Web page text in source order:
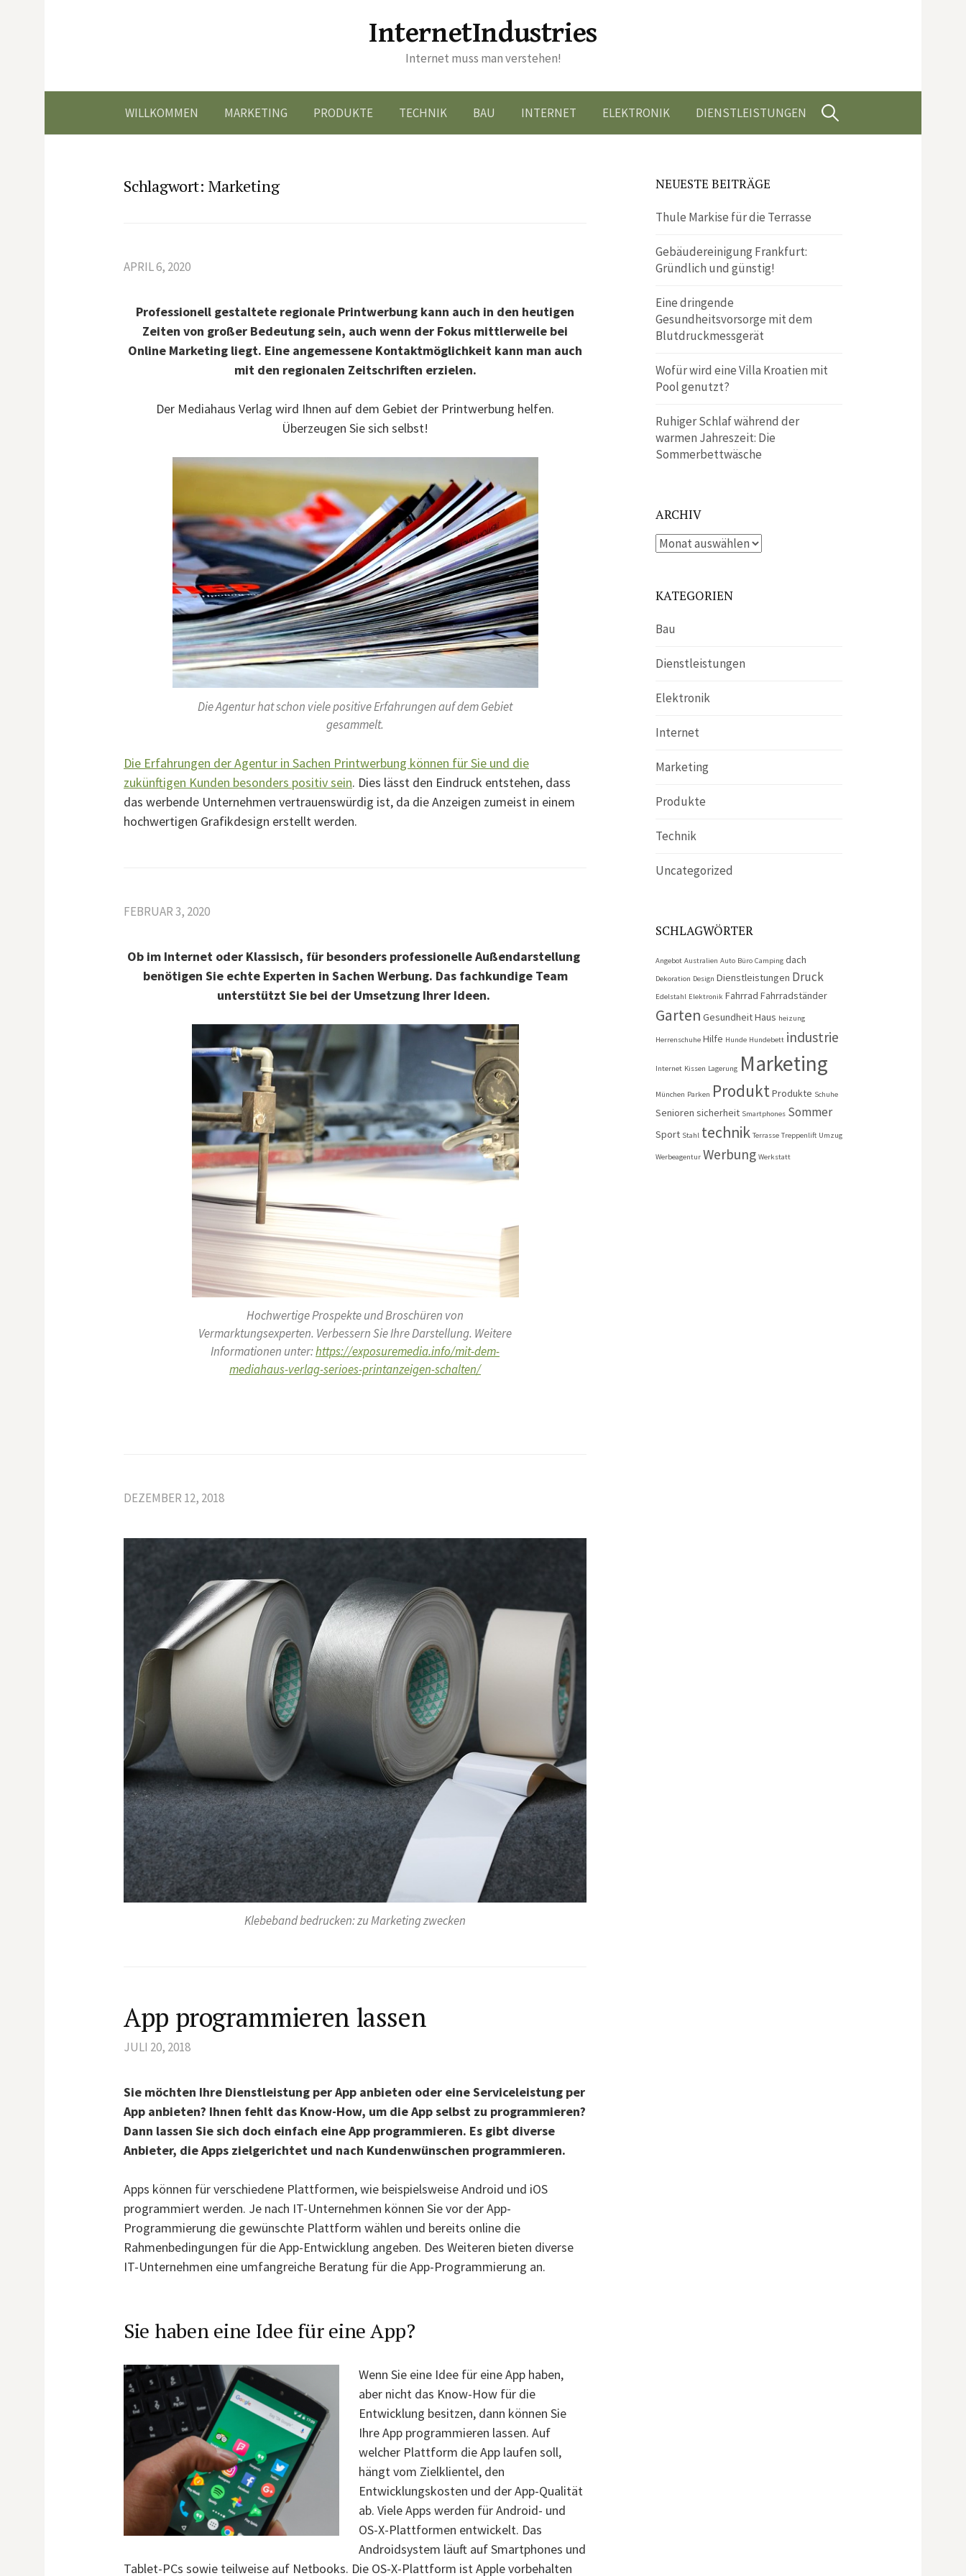
InternetIndustries
Internet muss man verstehen!
WILLKOMMEN MARKETING PRODUKTE TECHNIK BAU INTERNET ELEKTRONIK DIENSTLEISTUNGEN Suchen
Schlagwort: Marketing
APRIL 6, 2020
Professionell gestaltete regionale Printwerbung kann auch in den heutigen
Zeiten von großer Bedeutung sein, auch wenn der Fokus mittlerweile bei
Online Marketing liegt. Eine angemessene Kontaktmöglichkeit kann man auch
mit den regionalen Zeitschriften erzielen.
Der Mediahaus Verlag wird Ihnen auf dem Gebiet der Printwerbung helfen.
Überzeugen Sie sich selbst!
Die Agentur hat schon viele positive Erfahrungen auf dem Gebiet
gesammelt.
Die Erfahrungen der Agentur in Sachen Printwerbung können für Sie und die
zukünftigen Kunden besonders positiv sein. Dies lässt den Eindruck entstehen, dass
das werbende Unternehmen vertrauenswürdig ist, da die Anzeigen zumeist in einem
hochwertigen Grafikdesign erstellt werden.
FEBRUAR 3, 2020
Ob im Internet oder Klassisch, für besonders professionelle Außendarstellung
benötigen Sie echte Experten in Sachen Werbung. Das fachkundige Team
unterstützt Sie bei der Umsetzung Ihrer Ideen.
Hochwertige Prospekte und Broschüren von
Vermarktungsexperten. Verbessern Sie Ihre Darstellung. Weitere
Informationen unter:https://exposuremedia.info/mit-dem-
mediahaus-verlag-serioes-printanzeigen-schalten/
DEZEMBER 12, 2018
Klebeband bedrucken: zu Marketing zwecken
App programmieren lassen
JULI 20, 2018
Sie möchten Ihre Dienstleistung per App anbieten oder eine Serviceleistung per
App anbieten? Ihnen fehlt das Know-How, um die App selbst zu programmieren?
Dann lassen Sie sich doch einfach eine App programmieren. Es gibt diverse
Anbieter, die Apps zielgerichtet und nach Kundenwünschen programmieren.
Apps können für verschiedene Plattformen, wie beispielsweise Android und iOS
programmiert werden. Je nach IT-Unternehmen können Sie vor der App-
Programmierung die gewünschte Plattform wählen und bereits online die
Rahmenbedingungen für die App-Entwicklung angeben. Des Weiteren bieten diverse
IT-Unternehmen eine umfangreiche Beratung für die App-Programmierung an.
Sie haben eine Idee für eine App?
Wenn Sie eine Idee für eine App haben,
aber nicht das Know-How für die
Entwicklung besitzen, dann können Sie
Ihre App programmieren lassen. Auf
welcher Plattform die App laufen soll,
hängt vom Zielklientel, den
Entwicklungskosten und der App-Qualität
ab. Viele Apps werden für Android- und
OS-X-Plattformen entwickelt. Das
Androidsystem läuft auf Smartphones und
Tablet-PCs sowie teilweise auf Netbooks. Die OS-X-Plattform ist Apple vorbehalten
NEUESTE BEITRÄGE
Thule Markise für die Terrasse
Gebäudereinigung Frankfurt:
Gründlich und günstig!
Eine dringende
Gesundheitsvorsorge mit dem
Blutdruckmessgerät
Wofür wird eine Villa Kroatien mit
Pool genutzt?
Ruhiger Schlaf während der
warmen Jahreszeit: Die
Sommerbettwäsche
ARCHIV
Archiv
KATEGORIEN
Bau
Dienstleistungen
Elektronik
Internet
Marketing
Produkte
Technik
Uncategorized
SCHLAGWÖRTER
Angebot Australien Auto Büro Camping dach
Dekoration Design Dienstleistungen Druck
Edelstahl Elektronik Fahrrad Fahrradständer
Garten GesundheitHaus heizung
Herrenschuhe Hilfe Hunde Hundebett industrie
Internet Kissen Lagerung Marketing
München Parken ProduktProdukte Schuhe
Senioren sicherheit Smartphones Sommer
Sport Stahl technik Terrasse Treppenlift Umzug
Werbeagentur Werbung Werkstatt